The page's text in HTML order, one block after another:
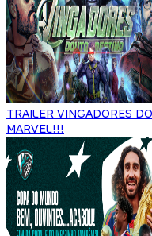
TRAILER VINGADORES
MARVEL!!!